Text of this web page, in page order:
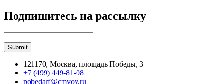
Подпишитесь на рассылку
121170, Москва, площадь Победы, 3
+7 (499) 449-81-08
pobedarf@cmvov.ru